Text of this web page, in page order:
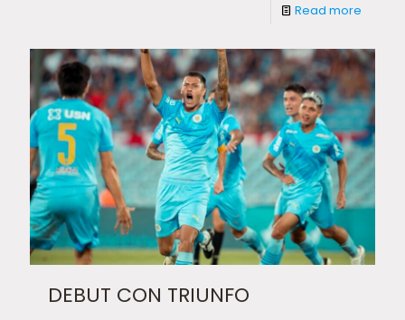
Read more
DEBUT CON TRIUNFO